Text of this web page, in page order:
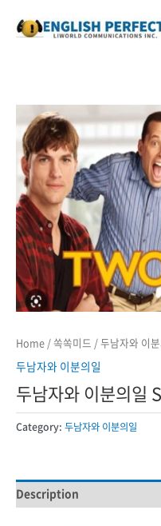
건너뛰기
Home /쏙쏙미드 / 두남자와 이
두남자와 이분의일
두남자와 이분의일
Category: 두남자와 이분의일
Description